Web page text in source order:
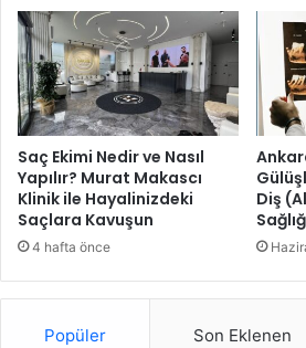
d
o
n
h
e
d
e
f
i
n
e
e
Saç Ekimi Nedir ve Nasıl
Yapılır? Murat Makascı
Klinik ile Hayalinizdeki
Saçlara Kavuşun
4 hafta önce
Diş
Popüler Son Eklenen